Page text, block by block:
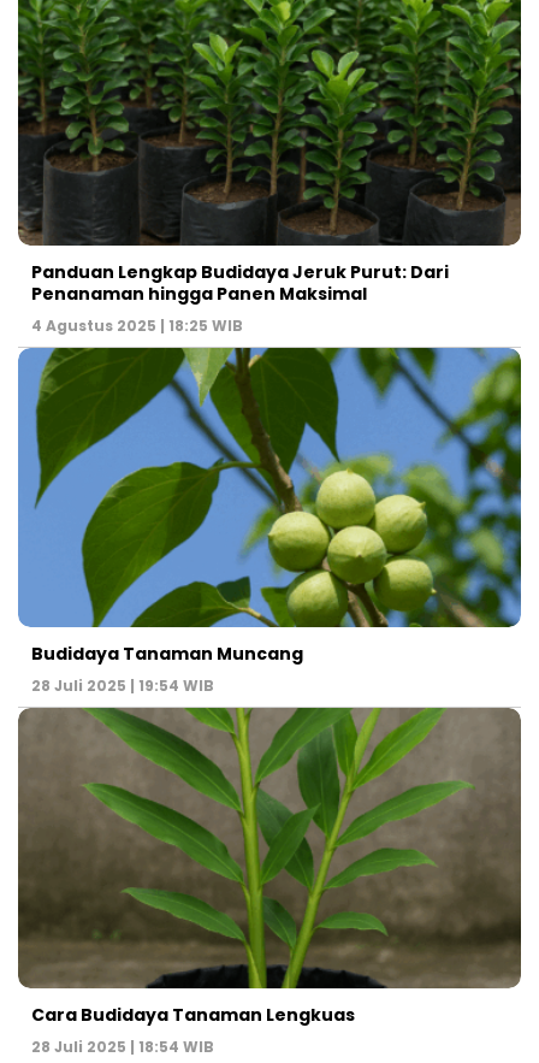
Panduan Lengkap Budidaya Jeruk Purut: Dari
Penanaman hingga Panen Maksimal
4 Agustus 2025 | 18:25 WIB
Budidaya Tanaman Muncang
28 Juli 2025 | 19:54 WIB
Cara Budidaya Tanaman Lengkuas
28 Juli 2025 | 18:54 WIB